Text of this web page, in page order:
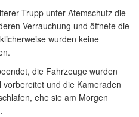
Trupp unter Atemschutz die
Verrauchung und öffnete die
wurden keine
die Fahrzeuge wurden
und die Kameraden
ehe sie am Morgen